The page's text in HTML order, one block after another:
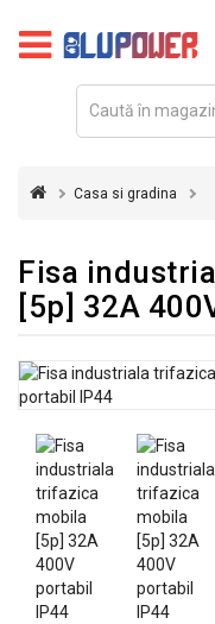
FOTOVOLTAICE
REDRESOARE
INVERTOARE
&
STABILIZATOARE
TENSIUNE
CASA
GRADINA
SCULE
Casa si gradina
Fisa
[5p] 32A